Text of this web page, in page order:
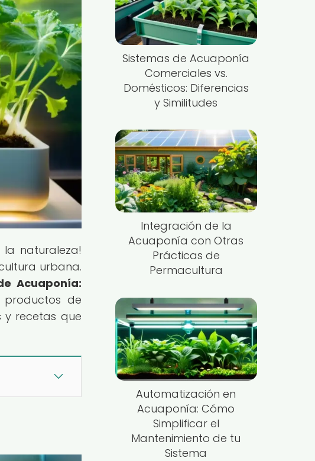
naturaleza!
urbana.
Acuaponía:
productos de
y recetas que
Sistemas de Acuaponía
Comerciales vs.
Domésticos: Diferencias
y Similitudes
Integración de la
Acuaponía con Otras
Prácticas de
Permacultura
Automatización en
Acuaponía: Cómo
Simplificar el
Mantenimiento de tu
Sistema